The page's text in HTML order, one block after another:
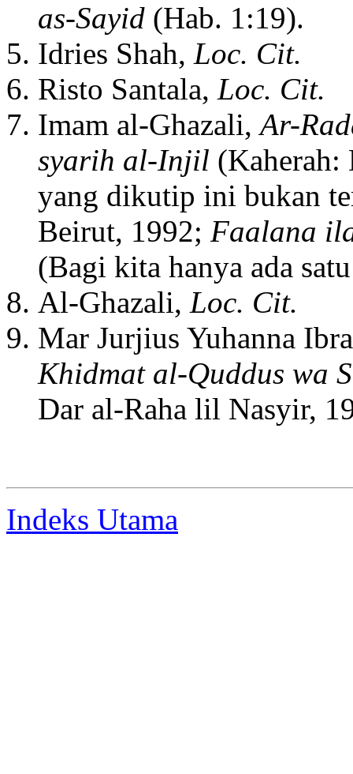
as-Sayid (Hab. 1:19).
Idries Shah, Loc. Cit.
Risto Santala, Loc. Cit.
Imam al-Ghazali,Ar-
syarih al-Injil (Kaherah:
yang dikutip ini bukan
Beirut, 1992; Faalana
(Bagi kita hanya ada
Al-Ghazali, Loc. Cit.
Mar Jurjius Yuhanna
Khidmat al-Quddus wa
Dar al-Raha lil Nasyir,
Indeks Utama